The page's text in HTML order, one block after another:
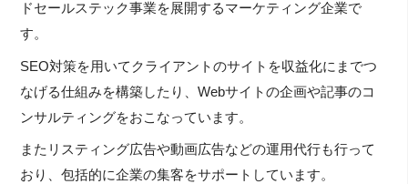
ドセールステック事業を展開するマーケティング企業で
す。
SEO対策を用いてクライアントのサイトを収益化にまでつ
なげる仕組みを構築したり、Webサイトの企画や記事のコ
ンサルティングをおこなっています。
またリスティング広告や動画広告などの運用代行も行って
おり、包括的に企業の集客をサポートしています。